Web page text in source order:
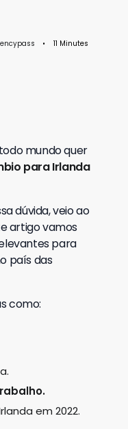
• 11 Minutes
mundo quer
para Irlanda
dúvida, veio ao
artigo vamos
para
país das
como:
em 2022.